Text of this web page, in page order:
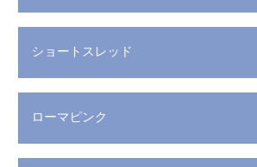
ショートスレッド
ローマピンク